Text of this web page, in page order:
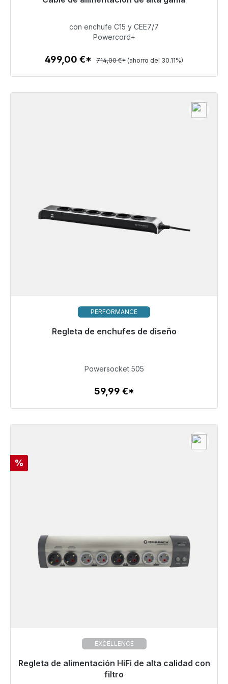
Listo para envío inmediato, plazo de entrega 48h*
499,00 €
Detalles
con enchufe C15 y CEE7/7
Powercord+
499,00 €* 714,00 €* (ahorro del 30.11%)
PERFORMANCE
Regleta de enchufes de diseño
Listo para envío inmediato, plazo de entrega 48h*
Detalles
Powersocket 505
59,99 €*
Descuento
%
EXCELLENCE
Regleta de alimentación HiFi de alta calidad con
filtro
Listo para envío inmediato, plazo de entrega 48h*